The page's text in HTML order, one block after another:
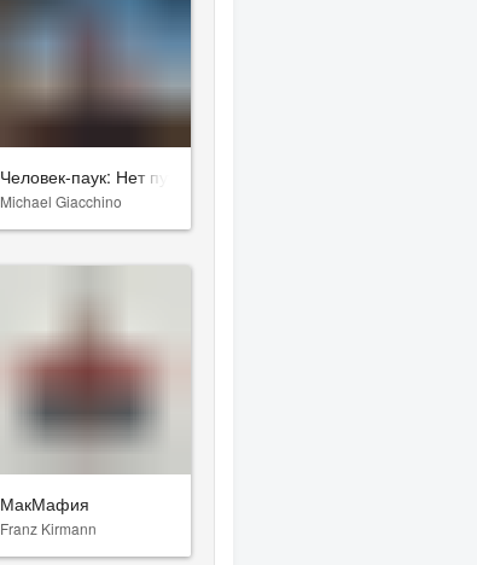
Человек-паук: Нет пути домой
Michael Giacchino
МакМафия
Franz Kirmann